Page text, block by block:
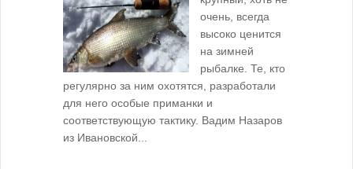
очень, всегда
высоко ценится
на зимней
рыбалке. Те, кто
регулярно за ним охотятся, разработали
для него особые приманки и
соответствующую тактику. Вадим Назаров
из Ивановской...